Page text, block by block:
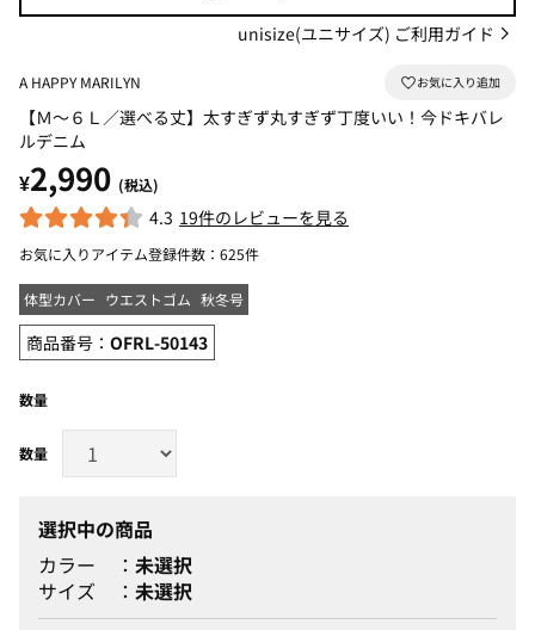
unisize(ユニサイズ) ご利用ガイド
A HAPPY MARILYN
【Ｍ～６Ｌ／選べる丈】太すぎず丸すぎず丁度いい！今ドキバレ
ルデニム
¥2,990 (税込)
4.3 19件のレビューを見る
お気に入りアイテム登録件数： 625件
体型カバー ウエストゴム 秋冬号
商品番号： OFRL-50143
数量
選択中の商品
カラー
未選択
サイズ
未選択